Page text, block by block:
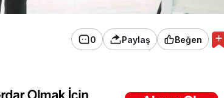
0 Paylaş Beğen